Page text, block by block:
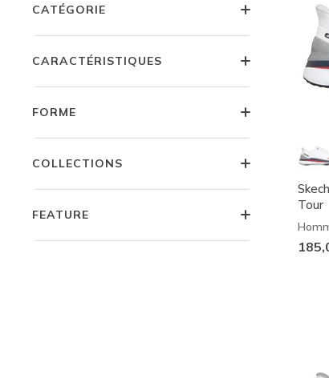
CATÉGORIE
CARACTÉRISTIQUES
FORME
COLLECTIONS
FEATURE
Tour